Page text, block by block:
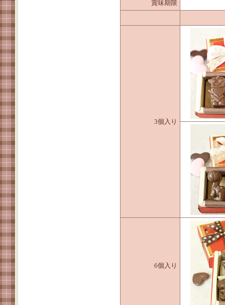
賞味期限
3個入り
6個入り